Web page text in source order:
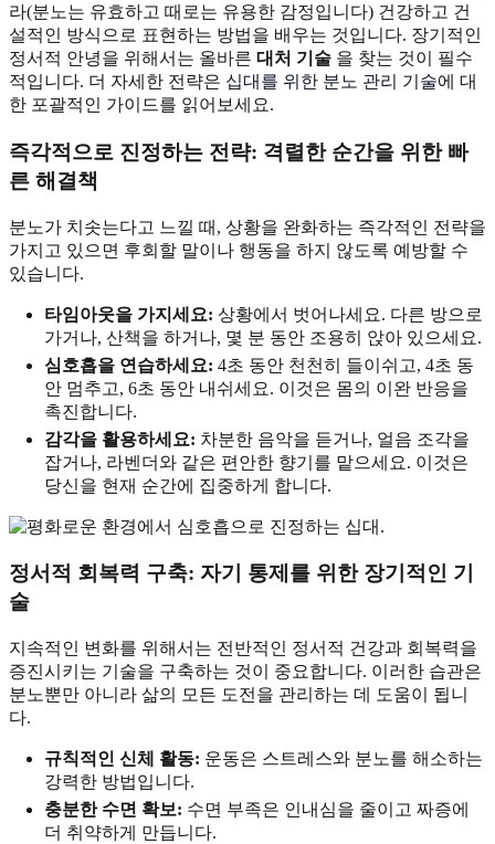
라(분노는 유효하고 때로는 유용한 감정입니다) 건강하고 건
설적인 방식으로 표현하는 방법을 배우는 것입니다. 장기적인
정서적 안녕을 위해서는 올바른 대처 기술 을 찾는 것이 필수
적입니다. 더 자세한 전략은 십대를 위한 분노 관리 기술에 대
한 포괄적인 가이드를 읽어보세요.
즉각적으로 진정하는 전략: 격렬한 순간을 위한 빠
른 해결책
분노가 치솟는다고 느낄 때, 상황을 완화하는 즉각적인 전략을
가지고 있으면 후회할 말이나 행동을 하지 않도록 예방할 수
있습니다.
타임아웃을 가지세요: 상황에서 벗어나세요. 다른 방으로
가거나, 산책을 하거나, 몇 분 동안 조용히 앉아 있으세요.
심호흡을 연습하세요: 4초 동안 천천히 들이쉬고, 4초 동
안 멈추고, 6초 동안 내쉬세요. 이것은 몸의 이완 반응을
촉진합니다.
감각을 활용하세요: 차분한 음악을 듣거나, 얼음 조각을
잡거나, 라벤더와 같은 편안한 향기를 맡으세요. 이것은
당신을 현재 순간에 집중하게 합니다.
정서적 회복력 구축: 자기 통제를 위한 장기적인 기
술
지속적인 변화를 위해서는 전반적인 정서적 건강과 회복력을
증진시키는 기술을 구축하는 것이 중요합니다. 이러한 습관은
분노뿐만 아니라 삶의 모든 도전을 관리하는 데 도움이 됩니
다.
규칙적인 신체 활동: 운동은 스트레스와 분노를 해소하는
강력한 방법입니다.
충분한 수면 확보: 수면 부족은 인내심을 줄이고 짜증에
더 취약하게 만듭니다.